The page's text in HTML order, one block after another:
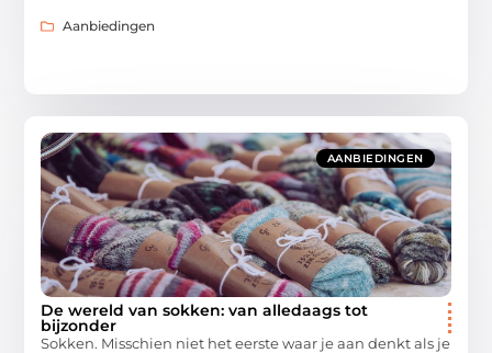
Aanbiedingen
AANBIEDINGEN
De wereld van sokken: van alledaags tot
bijzonder
Sokken. Misschien niet het eerste waar je aan denkt als je